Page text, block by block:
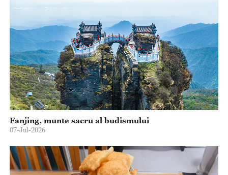
Fanjing, munte sacru al budismului
07-Jul-2026